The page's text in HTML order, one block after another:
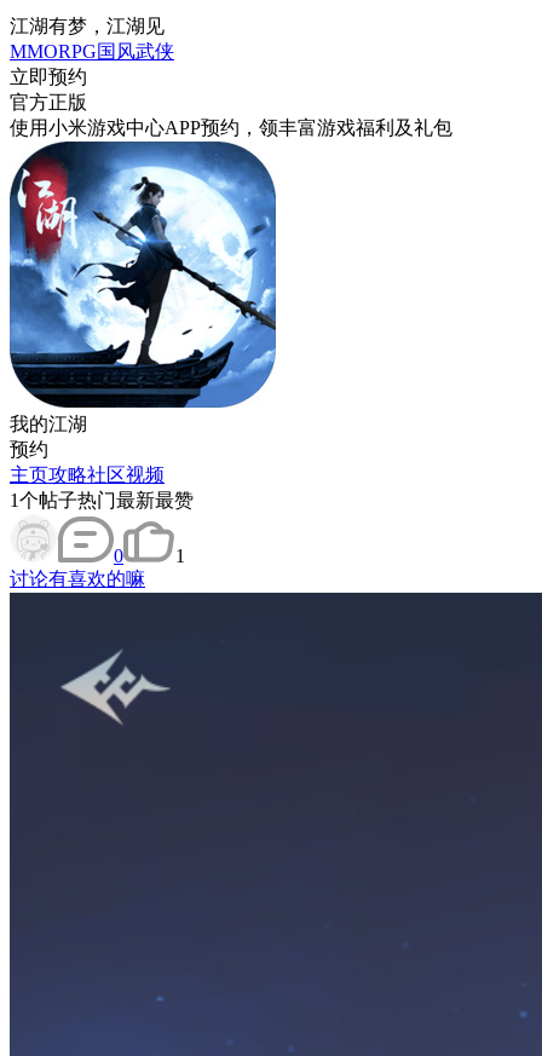
江湖有梦，江湖见
MMORPG国风武侠
立即预约
官方正版
使用小米游戏中心APP预约 ，领丰富游戏福利 及礼包
我的江湖
预约
主页攻略社区视频
1个帖子热门最新最赞
0
1
讨论有喜欢的嘛